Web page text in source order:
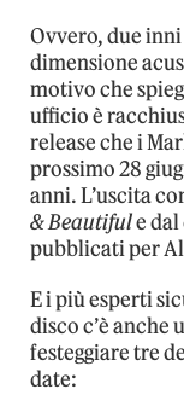
Ovvero, due
dimensione
motivo che
ufficio è
release che i
prossimo 28
anni. L’uscita
& Beautifule
pubblicati per
E i più esperti
disco c’è anche
festeggiare tre
date: